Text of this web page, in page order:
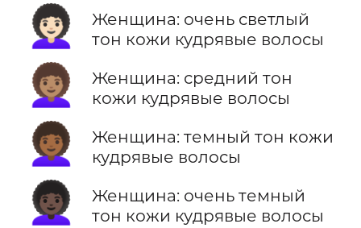
👩🏻‍🦱
Женщина: очень светлый
тон кожи кудрявые волосы
👩🏽‍🦱
Женщина: средний тон
кожи кудрявые волосы
👩🏾‍🦱
Женщина: темный тон кожи
кудрявые волосы
👩🏿‍🦱
Женщина: очень темный
тон кожи кудрявые волосы